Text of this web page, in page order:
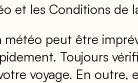
et les Conditions de
météo peut être
Toujours
voyage. En outre,